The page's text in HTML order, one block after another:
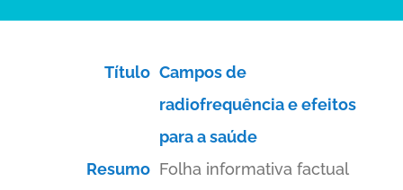
Título Campos de
radiofrequência e efeitos
para a saúde
Resumo Folha informativa factual